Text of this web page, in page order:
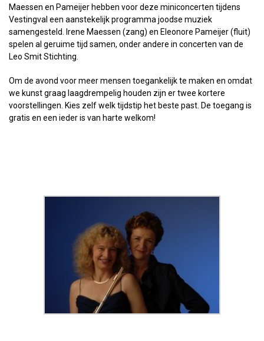
Maessen en Pameijer hebben voor deze miniconcerten tijdens
Vestingval een aanstekelijk programma joodse muziek
samengesteld. Irene Maessen (zang) en Eleonore Pameijer (fluit)
spelen al geruime tijd samen, onder andere in concerten van de
Leo Smit Stichting.
Om de avond voor meer mensen toegankelijk te maken en omdat
we kunst graag laagdrempelig houden zijn er twee kortere
voorstellingen. Kies zelf welk tijdstip het beste past. De toegang is
gratis en een ieder is van harte welkom!